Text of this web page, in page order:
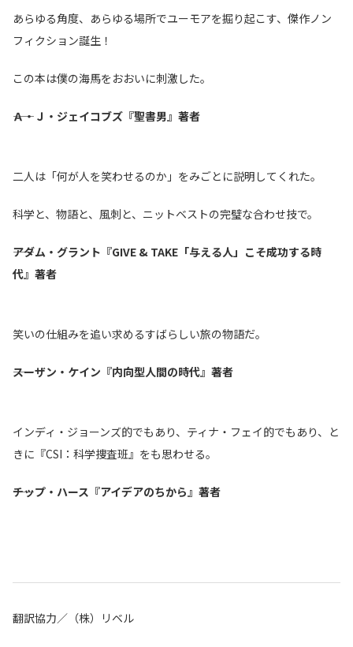
あらゆる角度、あらゆる場所でユーモアを掘り起こす、傑作ノン
フィクション誕生！
この本は僕の海馬をおおいに刺激した。
――Ａ・Ｊ・ジェイコブズ『聖書男』著者
二人は「何が人を笑わせるのか」をみごとに説明してくれた。
科学と、物語と、風刺と、ニットベストの完璧な合わせ技で。
――アダム・グラント『GIVE & TAKE「与える人」こそ成功する時
代』著者
笑いの仕組みを追い求めるすばらしい旅の物語だ。
――スーザン・ケイン『内向型人間の時代』著者
インディ・ジョーンズ的でもあり、ティナ・フェイ的でもあり、と
きに『CSI：科学捜査班』をも思わせる。
――チップ・ハース『アイデアのちから』著者
翻訳協力／（株）リベル